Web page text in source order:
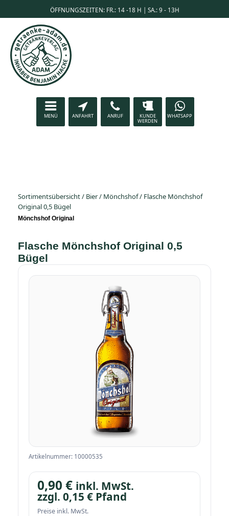
ÖFFNUNGSZEITEN: FR.: 14 -18 H | SA.: 9 - 13H
MENÜ ANFAHRT ANRUF KUNDE
WERDEN
WHATSAPP
Sortimentsübersicht/ Bier/ Mönchshof/ Flasche Mönchshof
Original 0,5 Bügel
Mönchshof Original
Flasche Mönchshof Original 0,5
Bügel
Artikelnummer: 10000535
0,90 € inkl. MwSt.
zzgl. 0,15 € Pfand
Preise inkl. MwSt.